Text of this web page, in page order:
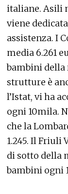
italiane. Asili
viene
assistenza. I
media 6.261
bambini della
strutture è
l’Istat, vi ha
ogni 10mila.
che la
1.245. Il Friuli
di sotto della
bambini ogni